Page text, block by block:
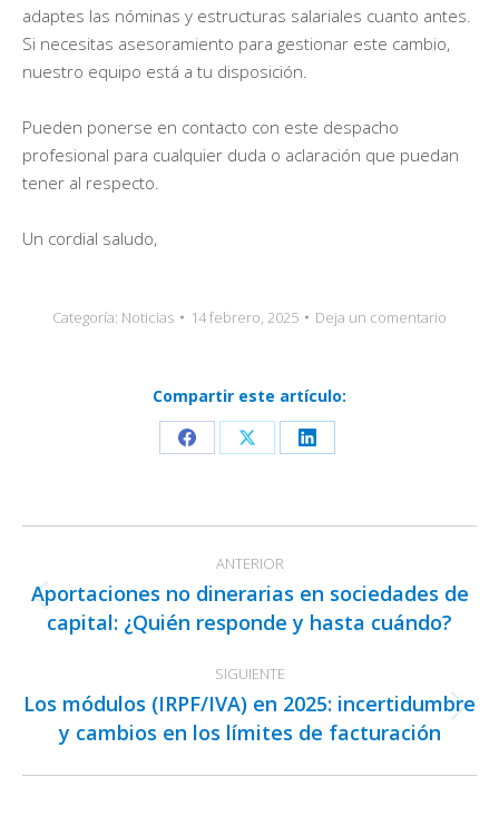
adaptes las nóminas y estructuras salariales cuanto antes.
Si necesitas asesoramiento para gestionar este cambio,
nuestro equipo está a tu disposición.
Pueden ponerse en contacto con este despacho
profesional para cualquier duda o aclaración que puedan
tener al respecto.
Un cordial saludo,
Categoría: Noticias 14 febrero, 2025 Deja un comentario
Compartir este artículo:
Share
Facebook
Share
X
Share
LinkedIn
entre
publicaciones
ANTERIOR
Publicación
anterior:
Aportaciones no dinerarias en sociedades de
capital: ¿Quién responde y hasta cuándo?
SIGUIENTE
Publicación
siguiente:
Los módulos (IRPF/IVA) en 2025: incertidumbre
y cambios en los límites de facturación